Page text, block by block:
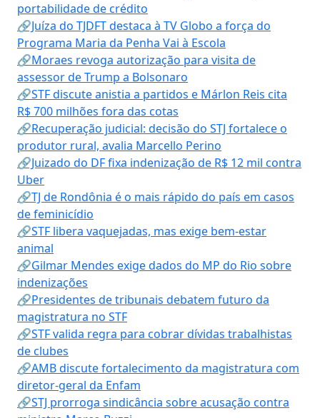
portabilidade de crédito
🔗Juíza do TJDFT destaca à TV Globo a força do
Programa Maria da Penha Vai à Escola
🔗Moraes revoga autorização para visita de
assessor de Trump a Bolsonaro
🔗STF discute anistia a partidos e Márlon Reis cita
R$ 700 milhões fora das cotas
🔗Recuperação judicial: decisão do STJ fortalece o
produtor rural, avalia Marcello Perino
🔗Juizado do DF fixa indenização de R$ 12 mil contra
Uber
🔗TJ de Rondônia é o mais rápido do país em casos
de feminicídio
🔗STF libera vaquejadas, mas exige bem-estar
animal
🔗Gilmar Mendes exige dados do MP do Rio sobre
indenizações
🔗Presidentes de tribunais debatem futuro da
magistratura no STF
🔗STF valida regra para cobrar dívidas trabalhistas
de clubes
🔗AMB discute fortalecimento da magistratura com
diretor-geral da Enfam
🔗STJ prorroga sindicância sobre acusação contra